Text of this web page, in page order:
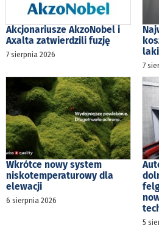
Akcjonariusze AkzoNobel i
Axalta zatwierdzili fuzję
7 sierpnia 2026
7
Wkrótce nowy system
niskotemperaturowy dla
elewacji
6 sierpnia 2026
5